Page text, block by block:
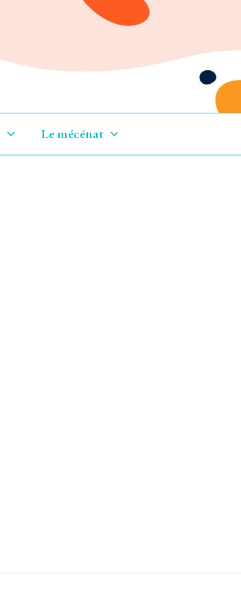
Le mécénat